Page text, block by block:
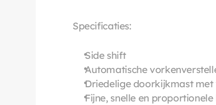
Specificaties:
Side shift
Automatische
Driedelige doorkijkmast
Fijne, snelle en